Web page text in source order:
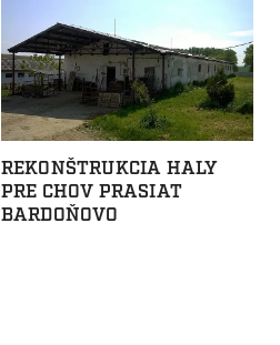
REKONŠTRUKCIA HALY
PRE CHOV PRASIAT
BARDOŇOVO